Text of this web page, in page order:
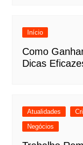
Início
Como
Dicas
Atualidades
Negócios